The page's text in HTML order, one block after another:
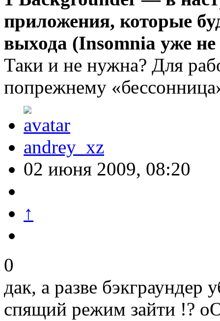
приложения, которые
выхода (Insomnia уже
Таки и не нужна? Для
попрежнему
andrey_xz
02 июня 2009, 08:20
↑
0
дак, а разве бэкграундер
спящий режим зайти !?